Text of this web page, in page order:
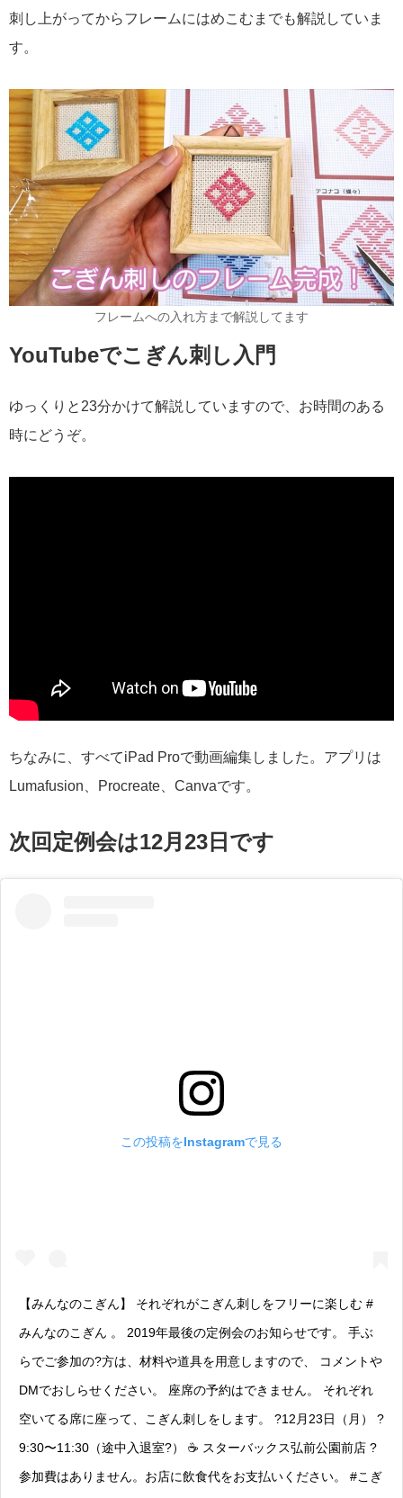
刺し上がってからフレームにはめこむまでも解説していま
す。
フレームへの入れ方まで解説してます
YouTubeでこぎん刺し入門
ゆっくりと23分かけて解説していますので、お時間のある
時にどうぞ。
ちなみに、すべてiPad Proで動画編集しました。アプリは
Lumafusion、Procreate、Canvaです。
次回定例会は12月23日です
この投稿をInstagramで見る
【みんなのこぎん】 それぞれがこぎん刺しをフリーに楽しむ #
みんなのこぎん 。 2019年最後の定例会のお知らせです。 手ぶ
らでご参加の?方は、材料や道具を用意しますので、 コメントや
DMでおしらせください。 座席の予約はできません。 それぞれ
空いてる席に座って、こぎん刺しをします。 ?12月23日（月） ?
9:30〜11:30（途中入退室?） ☕️ スターバックス弘前公園前店 ?
参加費はありません。お店に飲食代をお支払いください。 #こぎ